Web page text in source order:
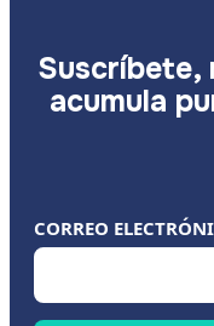
Suscríbete,
acumula
* CORREO *
CORREO